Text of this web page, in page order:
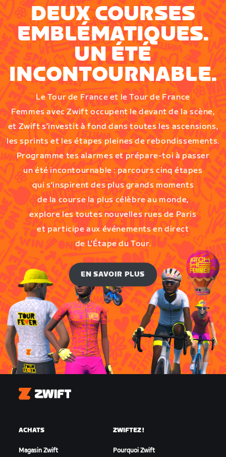
DEUX COURSES
EMBLÉMATIQUES.
UN ÉTÉ
INCONTOURNABLE.
Le Tour de France et le Tour de France
Femmes avec Zwift occupent le devant de la scène,
et Zwift s'investit à fond dans toutes les ascensions,
les sprints et les étapes pleines de rebondissements.
Programme tes alarmes et prépare-toi à passer
un été incontournable : parcours cinq étapes
qui s'inspirent des plus grands moments
de la course la plus célèbre au monde,
explore les toutes nouvelles rues de Paris
et participe aux événements en direct
de L'Étape du Tour.
EN SAVOIR PLUS
Zwift
ACHATS
Magasin Zwift
ZWIFTEZ !
Pourquoi Zwift